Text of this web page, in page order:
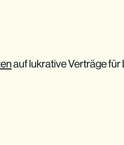
auf lukrative Verträge